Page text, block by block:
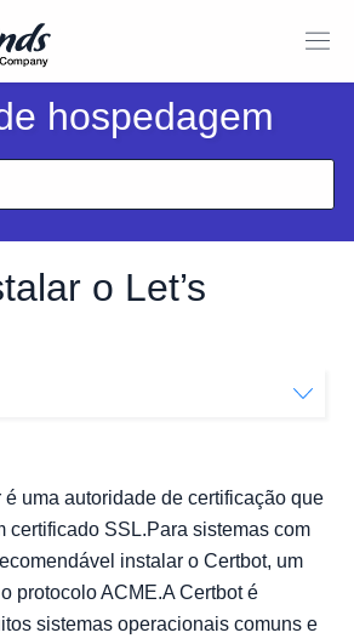
hospedagem
o Let’s
de instalação
é uma autoridade de certificação que
certificado SSL.Para sistemas com
instalar o Certbot, um
protocolo ACME.A Certbot é
sistemas operacionais comuns e